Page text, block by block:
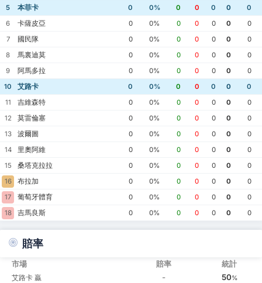
5
本菲卡 0 0% 0 0 0 0
0
6
卡薩皮亞 0 0% 0 0 0 0
0
7
國民隊 0 0% 0 0 0 0
0
8
馬裏迪莫 0 0% 0 0 0 0
0
9
阿馬多拉 0 0% 0 0 0 0
0
10
艾路卡 0 0% 0 0 0 0
0
11
吉維森特 0 0% 0 0 0 0
0
12
莫雷倫塞 0 0% 0 0 0 0
0
13
波爾圖 0 0% 0 0 0 0
0
14
里奧阿維 0 0% 0 0 0 0
0
15
桑塔克拉拉 0 0% 0 0 0 0
0
16
布拉加 0 0% 0 0 0 0
0
17
葡萄牙體育 0 0% 0 0 0 0
0
18
吉馬良斯 0 0% 0 0 0 0 0
賠率
市場 賠率 統計
艾路卡 贏 - 50%